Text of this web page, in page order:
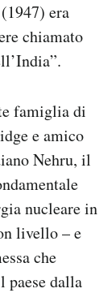
era
chiamato
famiglia di
e amico
Nehru, il
nucleare in
livello – e
che
paese dalla